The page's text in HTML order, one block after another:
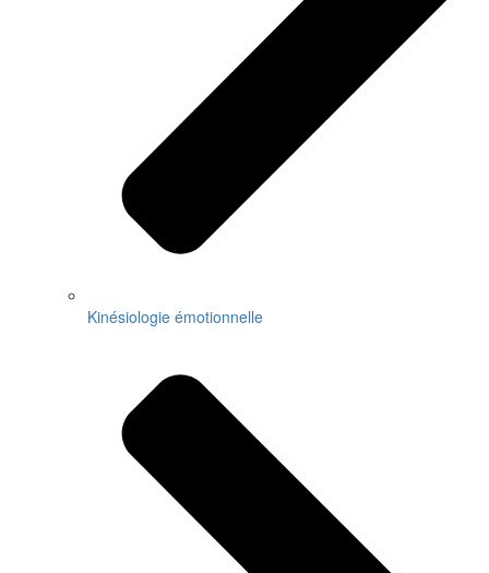
Kinésiologie émotionnelle